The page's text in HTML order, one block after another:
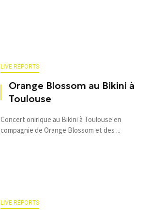
LIVE REPORTS
Orange Blossom au Bikini à
Toulouse
Concert onirique au Bikini à Toulouse en
compagnie de Orange Blossom et des ...
LIVE REPORTS